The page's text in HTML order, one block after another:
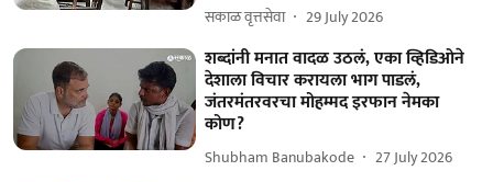
सकाळ वृत्तसेवा 29 July 2026
शब्दांनी मनात वादळ उठलं, एका व्हिडिओने
देशाला विचार करायला भाग पाडलं,
जंतरमंतरवरचा मोहम्मद इरफान नेमका
कोण?
Shubham Banubakode 27 July 2026